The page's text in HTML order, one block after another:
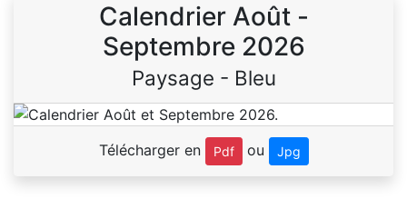
Calendrier Août -
Septembre 2026
Paysage - Bleu
Télécharger en Pdf ou Jpg